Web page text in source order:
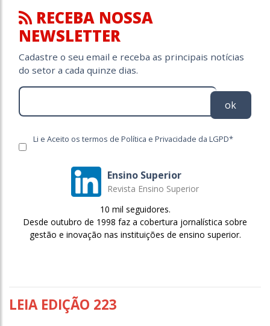
RECEBA NOSSA
NEWSLETTER
Cadastre o seu email e receba as principais notícias
do setor a cada quinze dias.
ok
Li e Aceito os termos de Política e Privacidade da LGPD*
Ensino Superior
Revista Ensino Superior
10 mil seguidores.
Desde outubro de 1998 faz a cobertura jornalística sobre
gestão e inovação nas instituições de ensino superior.
LEIA EDIÇÃO 223